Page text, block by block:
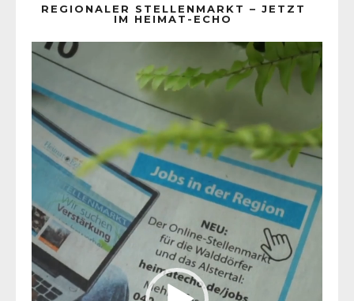
REGIONALER STELLENMARKT – JETZT
IM HEIMAT-ECHO
Player